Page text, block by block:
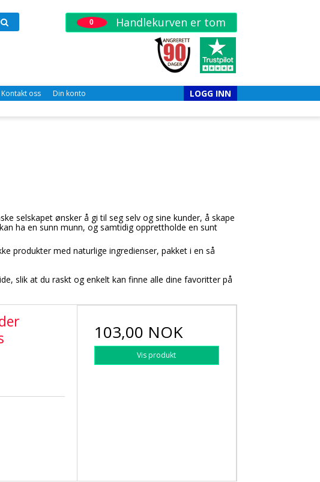
0 Handlekurven er tom
Kontakt oss Din konto LOGG INN
selskapet ønsker å gi til seg selv og sine kunder, å skape
ha en sunn munn, og samtidig opprettholde en sunt
produkter med naturlige ingredienser, pakket i en så
slik at du raskt og enkelt kan finne alle dine favoritter på
103,00 NOK
Vis produkt